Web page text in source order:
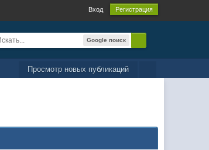
Вход Регистрация
Google поиск
Просмотр новых публикаций